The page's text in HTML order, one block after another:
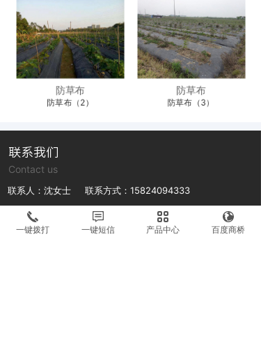
防草布
防草布（2）
防草布
防草布（3）
联系人：沈女士 联系方式：15824094333
联系人：沈先生 联系方式：13018895698
公司地址：浙江省台州市路桥区金清镇霓岙村井头1区33号
联系我们
Contact us
一键拨打 一键短信 产品中心 百度商桥